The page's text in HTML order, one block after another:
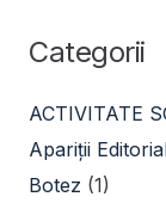
Categorii
ACTIVITATE
Apariții
Botez (1)